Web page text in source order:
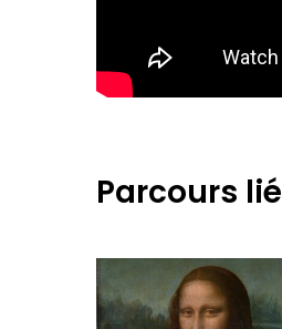
Parcours lié